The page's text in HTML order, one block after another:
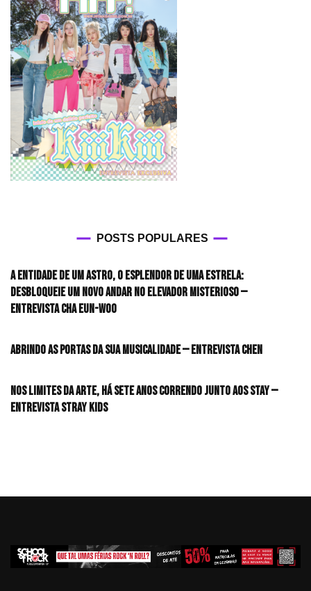
POSTS POPULARES
A entidade de um astro, o esplendor de uma estrela:
desbloqueie um novo andar no elevador misterioso —
Entrevista CHA EUN-WOO
Abrindo as portas da sua musicalidade — Entrevista CHEN
Nos limites da arte, há sete anos correndo junto aos STAY —
Entrevista Stray Kids